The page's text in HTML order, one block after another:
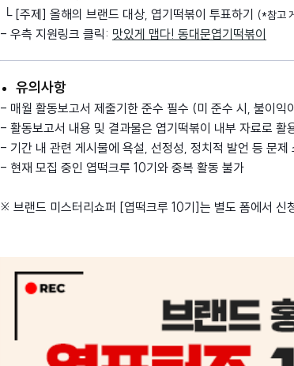
└ [주제] 올해의 브랜드 대상, 엽기떡볶이 투표하기
(*참고
- 우측 지원링크 클릭: 맛있게 맵다! 동대문엽기떡볶이
유의사항
- 매월 활동보고서 제출기한 준수 필수 (미 준수 시, 불이익
- 활동보고서 내용 및 결과물은 엽기떡볶이 내부 자료로 활
- 기간 내 관련 게시물에 욕설, 선정성, 정치적 발언 등 문제
- 현재 모집 중인 엽떡크루 10기와 중복 활동 불가
※ 브랜드 미스터리쇼퍼 [엽떡크루 10기]는 별도 폼에서 신